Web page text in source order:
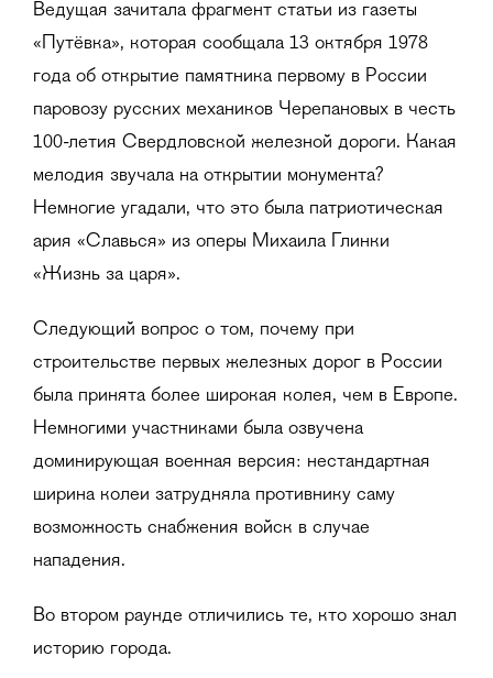
Ведущая зачитала фрагмент статьи из газеты
«Путёвка», которая сообщала 13 октября 1978
года об открытие памятника первому в России
паровозу русских механиков Черепановых в честь
100-летия Свердловской железной дороги. Какая
мелодия звучала на открытии монумента?
Немногие угадали, что это была патриотическая
ария «Славься» из оперы Михаила Глинки
«Жизнь за царя».
Следующий вопрос о том, почему при
строительстве первых железных дорог в России
была принята более широкая колея, чем в Европе.
Немногими участниками была озвучена
доминирующая военная версия: нестандартная
ширина колеи затрудняла противнику саму
возможность снабжения войск в случае
нападения.
Во втором раунде отличились те, кто хорошо знал
историю города.